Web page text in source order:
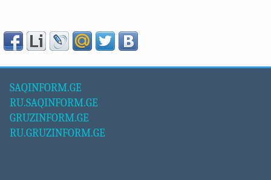
SAQINFORM.GE
RU.SAQINFORM.GE
GRUZINFORM.GE
RU.GRUZINFORM.GE